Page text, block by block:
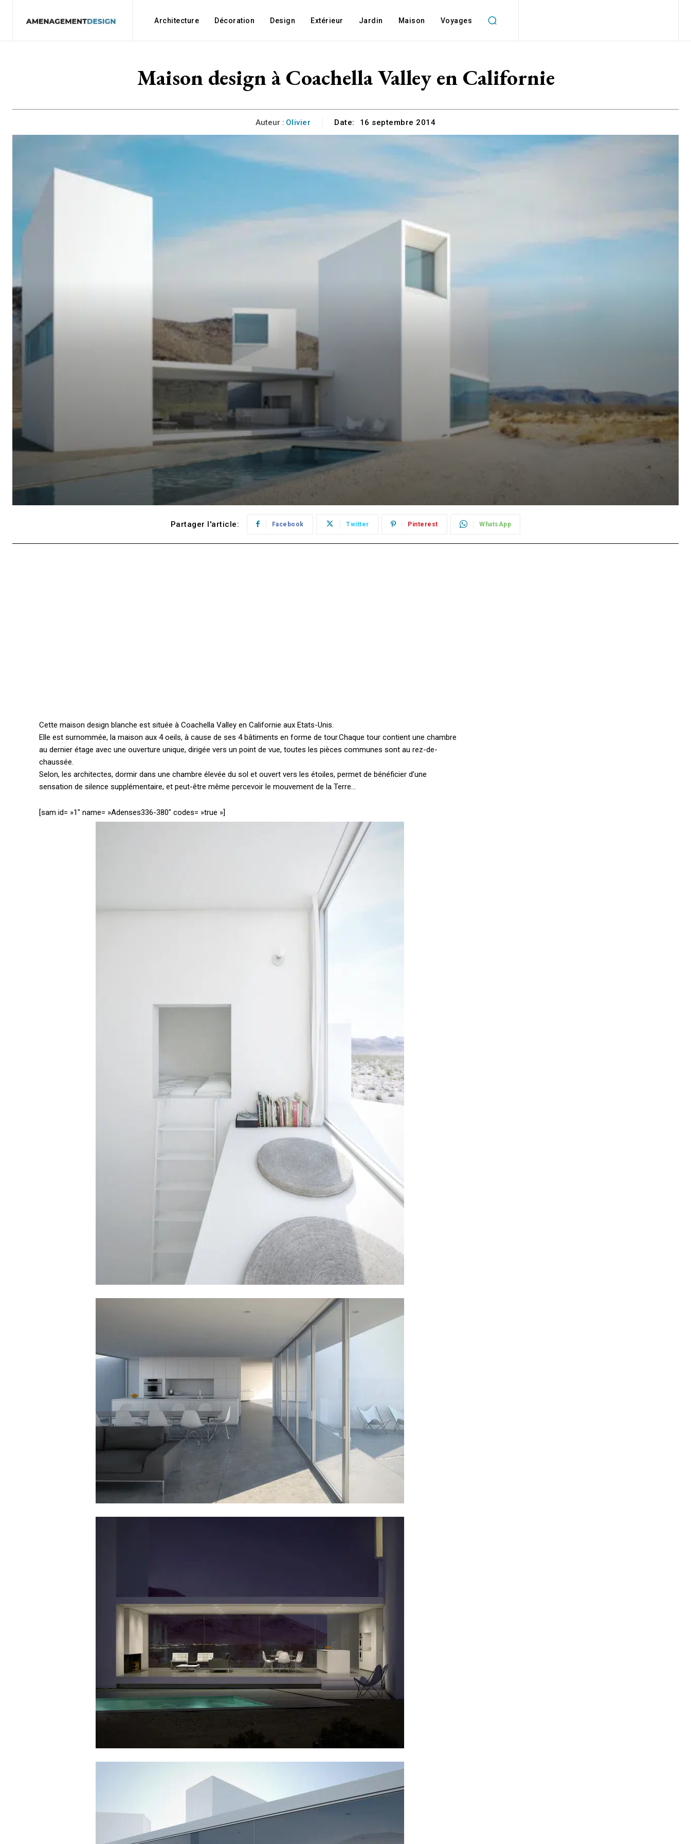
Architecture Décoration Design Extérieur Jardin Maison Voyages
Maison design à Coachella Valley en Californie
Auteur : Olivier Date: 16 septembre 2014
Partager l'article: Facebook Twitter Pinterest WhatsApp
Cette maison design blanche est située à Coachella Valley en Californie aux Etats-Unis.
Elle est surnommée, la maison aux 4 oeils, à cause de ses 4 bâtiments en forme de tour.Chaque tour contient une chambre
au dernier étage avec une ouverture unique, dirigée vers un point de vue, toutes les pièces communes sont au rez-de-
chaussée.
Selon, les architectes, dormir dans une chambre élevée du sol et ouvert vers les étoiles, permet de bénéficier d’une
sensation de silence supplémentaire, et peut-être même percevoir le mouvement de la Terre…
[sam id= »1″ name= »Adenses336-380″ codes= »true »]